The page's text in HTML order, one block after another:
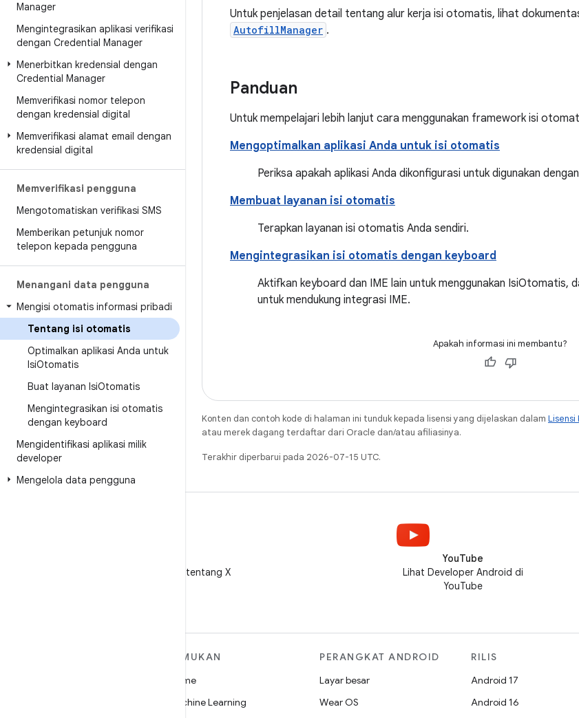
Manager
Mengintegrasikan aplikasi verifikasi
dengan Credential Manager
Menerbitkan kredensial dengan
Credential Manager
Memverifikasi nomor telepon
dengan kredensial digital
Memverifikasi alamat email dengan
kredensial digital
Memverifikasi pengguna
Mengotomatiskan verifikasi SMS
Memberikan petunjuk nomor
telepon kepada pengguna
Menangani data pengguna
Mengisi otomatis informasi pribadi
Tentang isi otomatis
Optimalkan aplikasi Anda untuk
IsiOtomatis
Buat layanan IsiOtomatis
Mengintegrasikan isi otomatis
dengan keyboard
Mengidentifikasi aplikasi milik
developer
Mengelola data pengguna
Untuk penjelasan detail tentang alur kerja isi otomatis, lihat
AutofillManager .
Panduan
Untuk mempelajari lebih lanjut cara menggunakan framework isi
Mengoptimalkan aplikasi Anda untuk isi otomatis
Periksa apakah aplikasi Anda dikonfigurasi untuk digunakan
Membuat layanan isi otomatis
Terapkan layanan isi otomatis Anda sendiri.
Mengintegrasikan isi otomatis dengan keyboard
Aktifkan keyboard dan IME lain untuk menggunakan IsiOtomatis,
untuk mendukung integrasi IME.
Apakah informasi ini membantu?
Konten dan contoh kode di halaman ini tunduk kepada lisensi yang dijelaskan dalam Lisensi
atau merek dagang terdaftar dari Oracle dan/atau afiliasinya.
Terakhir diperbarui pada 2026-07-15 UTC.
Ikuti @AndroidDev tentang X
YouTube
Lihat Developer Android di
YouTube
TEMUKAN
Game
Machine Learning
PERANGKAT ANDROID
Layar besar
Wear OS
RILIS
Android 17
Android 16